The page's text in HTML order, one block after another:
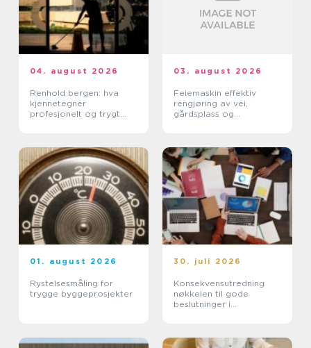
04. august 2026
Renhold bergen: hva
kjennetegner
profesjonelt og trygt
03. august 2026
Feiemaskin effektiv
rengjøring av vei,
gårdsplass og
01. august 2026
Rystelsesmåling for
trygge byggeprosjekter
30. juli 2026
Konsekvensutredning
nøkkelen til gode
beslutninger i